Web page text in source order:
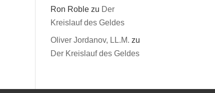
Ron Roble zu Der
Kreislauf des Geldes
Oliver Jordanov, LL.M. zu
Der Kreislauf des Geldes